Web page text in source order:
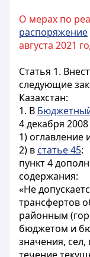
О мерах по
распоряжение
августа 2021
Статья 1.
следующие
Казахстан:
1. В
4 декабря 2008
1) оглавление
2) в статье 45:
пункт 4
содержания:
«Не
трансфертов
районным
бюджетом и
значения, сел,